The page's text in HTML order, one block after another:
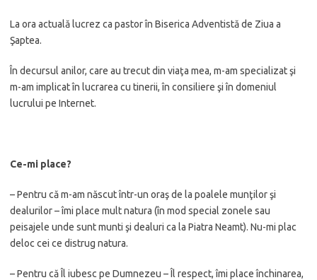
La ora actuală lucrez ca pastor în Biserica Adventistă de Ziua a
Şaptea.
În decursul anilor, care au trecut din viaţa mea, m-am specializat şi
m-am implicat în lucrarea cu tinerii, în consiliere şi în domeniul
lucrului pe Internet.
Ce-mi place?
– Pentru că m-am născut într-un oraş de la poalele munţilor şi
dealurilor – îmi place mult natura (în mod special zonele sau
peisajele unde sunt munti şi dealuri ca la Piatra Neamt). Nu-mi plac
deloc cei ce distrug natura.
– Pentru că Îl iubesc pe Dumnezeu – Îl respect, îmi place închinarea,